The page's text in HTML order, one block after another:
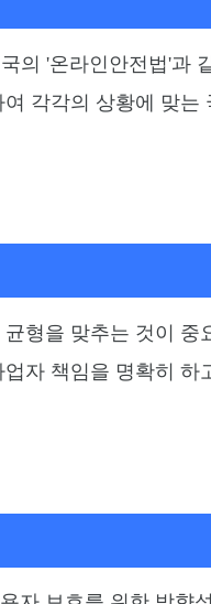
의 '온라인안전법'과
각각의 상황에 맞는
형을 맞추는 것이 중
자 책임을 명확히 하